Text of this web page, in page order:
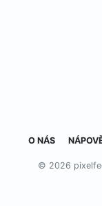
O NÁS
© 2026